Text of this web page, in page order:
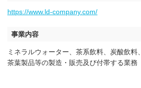
https://www.ld-company.com/
事業内容
ミネラルウォーター、茶系飲料、炭酸飲料、
茶葉製品等の製造・販売及び付帯する業務